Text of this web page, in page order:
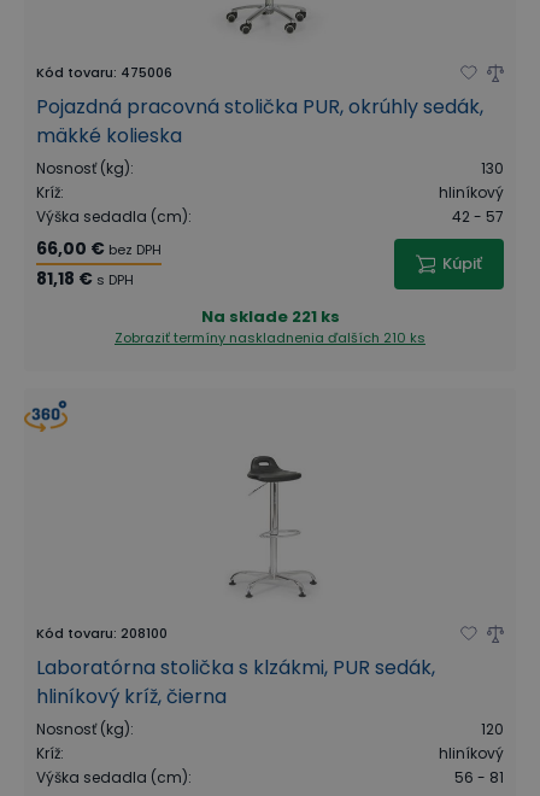
Kód tovaru: 475006
Pojazdná pracovná stolička PUR, okrúhly sedák,
mäkké kolieska
Nosnosť (kg):
130
Kríž:
hliníkový
Výška sedadla (cm): 42 - 57
66,00 € bez DPH
81,18 € s DPH
Kúpiť
Na sklade 221 ks
Zobraziť termíny naskladnenia ďalších 210 ks
Kód tovaru: 208100
Laboratórna stolička s klzákmi, PUR sedák,
hliníkový kríž, čierna
Nosnosť (kg):
120
Kríž:
hliníkový
Výška sedadla (cm): 56 - 81